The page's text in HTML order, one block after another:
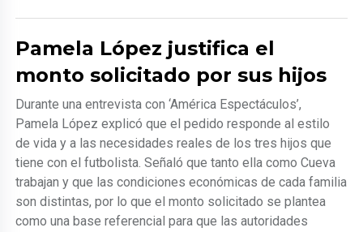
Pamela López justifica el
monto solicitado por sus hijos
Durante una entrevista con ‘América Espectáculos’,
Pamela López explicó que el pedido responde al estilo
de vida y a las necesidades reales de los tres hijos que
tiene con el futbolista. Señaló que tanto ella como Cueva
trabajan y que las condiciones económicas de cada familia
son distintas, por lo que el monto solicitado se plantea
como una base referencial para que las autoridades